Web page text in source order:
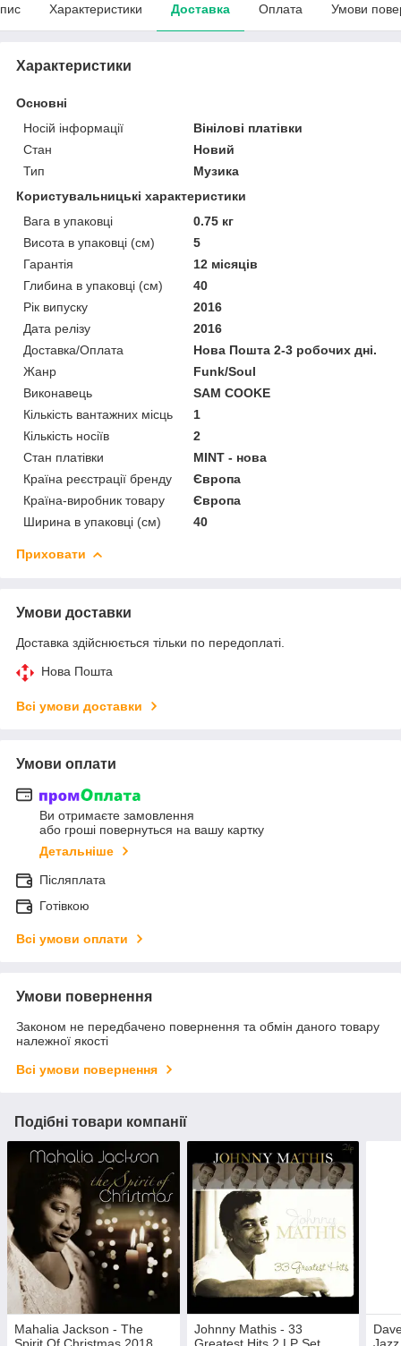
Характеристики Доставка Оплата Умови
Характеристики
Основні
Носій інформації
Вінілові платівки
Стан
Новий
Тип
Музика
Користувальницькі характеристики
Вага в упаковці
0.75 кг
Висота в упаковці (см)
5
Гарантія
12 місяців
Глибина в упаковці (см)
40
Рік випуску
2016
Дата релізу
2016
Доставка/Оплата
Нова Пошта 2-3 робочих дні.
Жанр
Funk/Soul
Виконавець
SAM COOKE
Кількість вантажних місць
1
Кількість носіїв
2
Стан платівки
MINT - нова
Країна реєстрації бренду
Європа
Країна-виробник товару
Європа
Ширина в упаковці (см)
40
Приховати
Умови доставки
Доставка здійснюється тільки по передоплаті.
Нова Пошта
Всі умови доставки
Умови оплати
Ви отримаєте замовлення
або гроші повернуться на вашу картку
Детальніше
Післяплата
Готівкою
Всі умови оплати
Умови повернення
Законом не передбачено повернення та обмін даного товару
належної якості
Всі умови повернення
Подібні товари компанії
Mahalia Jackson - The
Johnny Mathis - 33